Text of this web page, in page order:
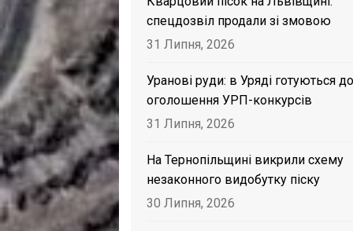
спецдозвіл продали зі змовою
31 Липня, 2026
Уранові руди: в Уряді готуються до
оголошення УРП-конкурсів
31 Липня, 2026
На Тернопільщині викрили схему
незаконного видобутку піску
30 Липня, 2026